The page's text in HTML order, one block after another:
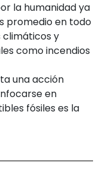
la humanidad ya
promedio en todo
y
como incendios
una acción
en
fósiles es la